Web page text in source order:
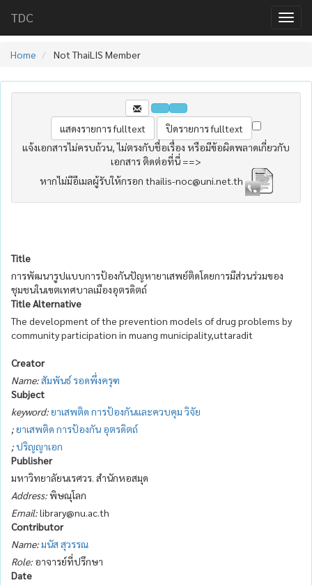
TDC
Home Not ThaiLIS Member
แจ้งเอกสารไม่ครบถ้วน, ไม่ตรงกับชื่อเรื่อง หรือมีข้อผิดพลาดเกี่ยวกับ
เอกสาร ติดต่อที่นี่ ==>
หากไม่มีอีเมลผู้รับให้กรอก thailis-noc@uni.net.th
Title
การพัฒนารูปแบบการป้องกันปัญหายาเสพย์ติดโดยการมีส่วนร่วมของ
ชุมชนในเขตเทศบาลเมืองอุตรดิตถ์
Title Alternative
The development of the prevention models of drug problems by
community participation in muang municipality,uttaradit
Creator
Name:สัมพันธ์ รอดพึ่งครุฑ
Subject
keyword:ยาเสพติด การป้องกันและควบคุม วิจัย
;ยาเสพติด การป้องกัน อุตรดิตถ์
;ปริญญาเอก
Publisher
มหาวิทยาลัยนเรศวร. สำนักหอสมุด
Address:พิษณุโลก
Email:library@nu.ac.th
Contributor
Name:มนัส สุวรรณ
Role: อาจารย์ที่ปรึกษา
Date